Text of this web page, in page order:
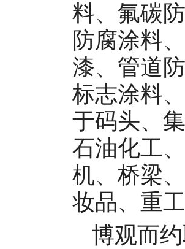
料、氟碳
防腐涂料
漆、管道
标志涂料
于码头、
石油化工
机、桥梁
妆品、重
博观而